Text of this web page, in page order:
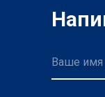
Ваше имя